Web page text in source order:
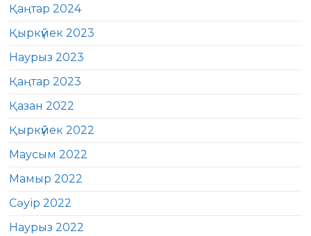
Қаңтар 2024
Қыркүйек 2023
Наурыз 2023
Қаңтар 2023
Қазан 2022
Қыркүйек 2022
Маусым 2022
Мамыр 2022
Сәуір 2022
Наурыз 2022